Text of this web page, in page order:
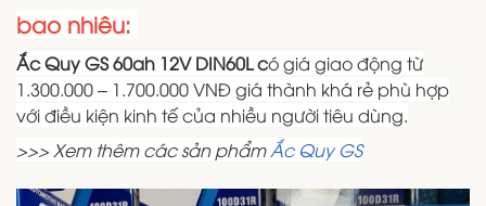
bao nhiêu:
Ắc Quy GS 60ah 12V DIN60L có giá giao động từ
1.300.000 – 1.700.000 VNĐ giá thành khá rẻ phù hợp
với điều kiện kinh tế của nhiều người tiêu dùng.
>>> Xem thêm các sản phẩmẮc Quy GS